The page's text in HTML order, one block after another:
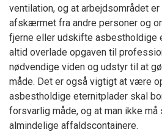
ventilation, og at arbejdsområdet
afskærmet fra andre personer og
fjerne eller udskifte asbestholdige
altid overlade opgaven til
nødvendige viden og udstyr til at
måde. Det er også vigtigt at være
asbestholdige eternitplader skal
forsvarlig måde, og at man ikke må
almindelige affaldscontainere.